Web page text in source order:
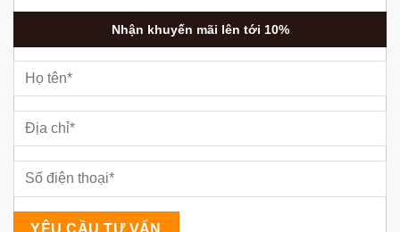
Nhận khuyến mãi lên tới 10%